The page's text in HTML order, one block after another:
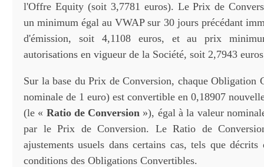
l'Offre Equity (soit 3,7781 euros). Le Prix de
un minimum égal au VWAP sur 30 jours précédant
d'émission, soit 4,1108 euros, et au prix
autorisations en vigueur de la Société, soit 2,7943
Sur la base du Prix de Conversion, chaque Obligation
nominale de 1 euro) est convertible en 0,18907
(le « Ratio de Conversion »), égal à la valeur
par le Prix de Conversion. Le Ratio de
ajustements usuels dans certains cas, tels que décrits
conditions des Obligations Convertibles.